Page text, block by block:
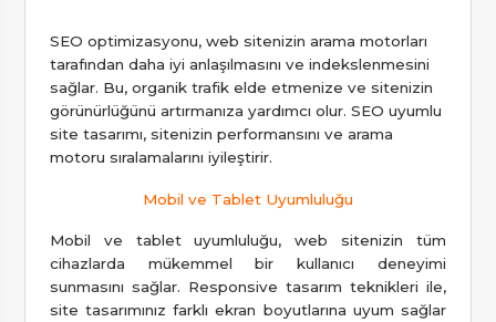
SEO optimizasyonu, web sitenizin arama motorları
tarafından daha iyi anlaşılmasını ve indekslenmesini
sağlar. Bu, organik trafik elde etmenize ve sitenizin
görünürlüğünü artırmanıza yardımcı olur. SEO uyumlu
site tasarımı, sitenizin performansını ve arama
motoru sıralamalarını iyileştirir.
Mobil ve Tablet Uyumluluğu
Mobil ve tablet uyumluluğu, web sitenizin tüm
cihazlarda mükemmel bir kullanıcı deneyimi
sunmasını sağlar. Responsive tasarım teknikleri ile,
site tasarımınız farklı ekran boyutlarına uyum sağlar